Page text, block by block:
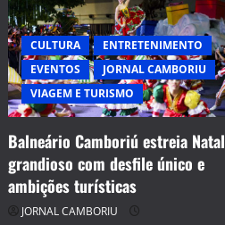
CULTURA
ENTRETENIMENTO
EVENTOS
JORNAL CAMBORIU
VIAGEM E TURISMO
Balneário Camboriú estreia Natal
grandioso com desfile único e
ambições turísticas
JORNAL CAMBORIU